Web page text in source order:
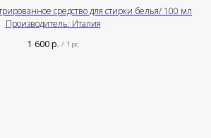
средство для стирки белья/ 100 мл
Производитель: Италия
1 600р. / 1 pc